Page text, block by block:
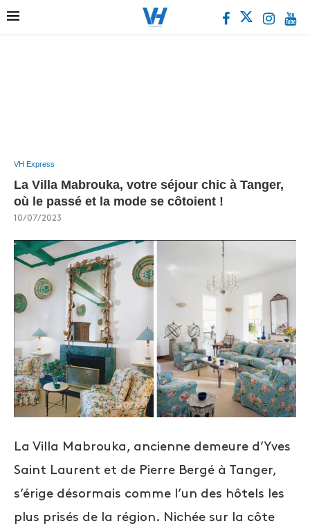
VH Express
La Villa Mabrouka, votre séjour chic à Tanger,
où le passé et la mode se côtoient !
10/07/2023
La Villa Mabrouka, ancienne demeure d’Yves
Saint Laurent et de Pierre Bergé à Tanger,
s’érige désormais comme l’un des hôtels les
plus prisés de la région. Nichée sur la côte